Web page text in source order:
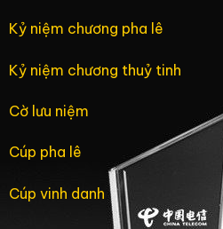
Kỷ niệm chương pha lê
Kỷ niệm chương thuỷ tinh
Cờ lưu niệm
Cúp pha lê
Cúp vinh danh